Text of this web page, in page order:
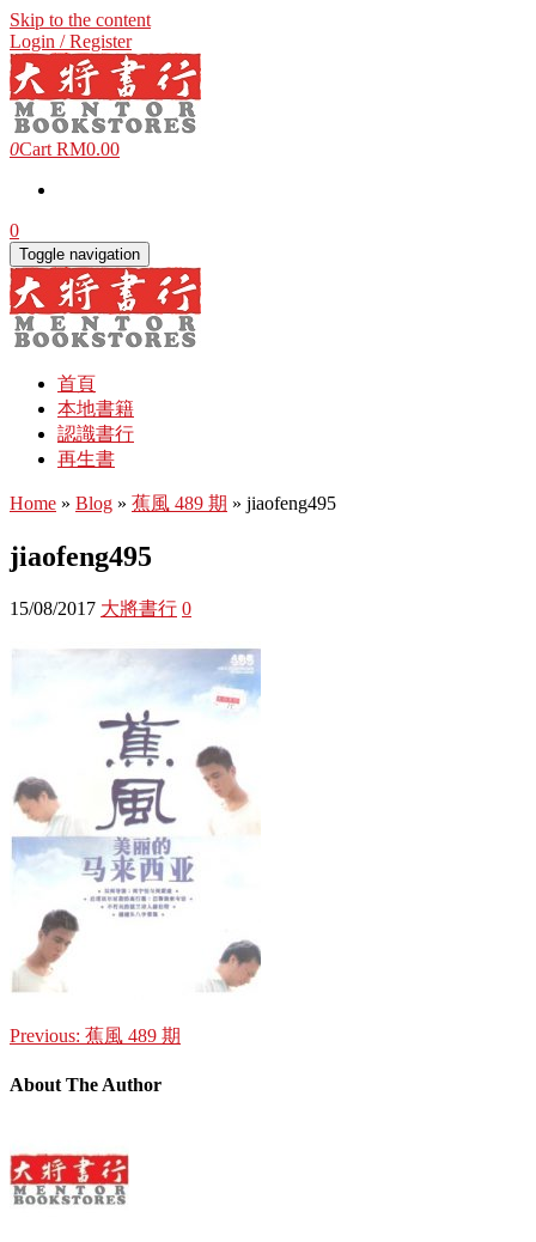
Skip to the content
Login / Register
0Cart RM0.00
0
Toggle navigation
首頁
本地書籍
認識書行
再生書
Home » Blog » 蕉風 489 期 » jiaofeng495
jiaofeng495
15/08/2017 大將書行 0
Previous: 蕉風 489 期
About The Author